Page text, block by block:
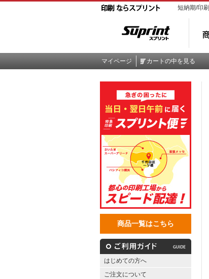
短納期/印
マイページ カートの中を見る
商品一覧はこちら
はじめての方へ
ご注文について